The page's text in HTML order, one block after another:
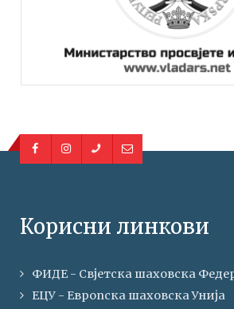
Корисни линкови
ФИДЕ - Свјетска шаховска
ЕЦУ - Европска шаховска Унија